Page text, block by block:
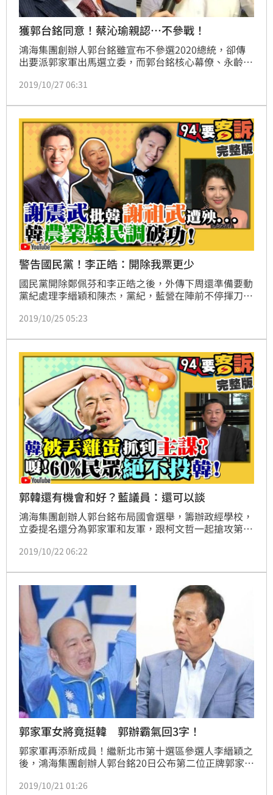
獲郭台銘同意！蔡沁瑜親認…不參戰！
鴻海集團創辦人郭台銘雖宣布不參選2020總統，卻傳
出要派郭家軍出馬選立委，而郭台銘核心幕僚、永齡基
立委。不過，蔡沁瑜今（27）日首度證實，自己將堅守
2019/10/27 06:31
警告國民黨！李正皓：開除我票更少
國民黨開除鄭佩芬和李正皓之後，外傳下周還準備要動
黨紀處理李縉穎和陳杰，黨紀，藍營在陣前不停揮刀斬
往下；詳情請見影片32:35處)
2019/10/25 05:23
郭韓還有機會和好？藍議員：還可以談
鴻海集團創辦人郭台銘布局國會選舉，籌辦政經學校，
立委提名還分為郭家軍和友軍，跟柯文哲一起搶攻第三
請往下)
2019/10/22 06:22
郭家軍女將竟挺韓 郭辦霸氣回3字！
郭家軍再添新成員！繼新北市第十選區參選人李縉穎之
後，鴻海集團創辦人郭台銘20日公布第二位正牌郭家
涵。不過，黃韻涵曾多次表態支持韓國瑜，引來「郭
2019/10/21 01:26